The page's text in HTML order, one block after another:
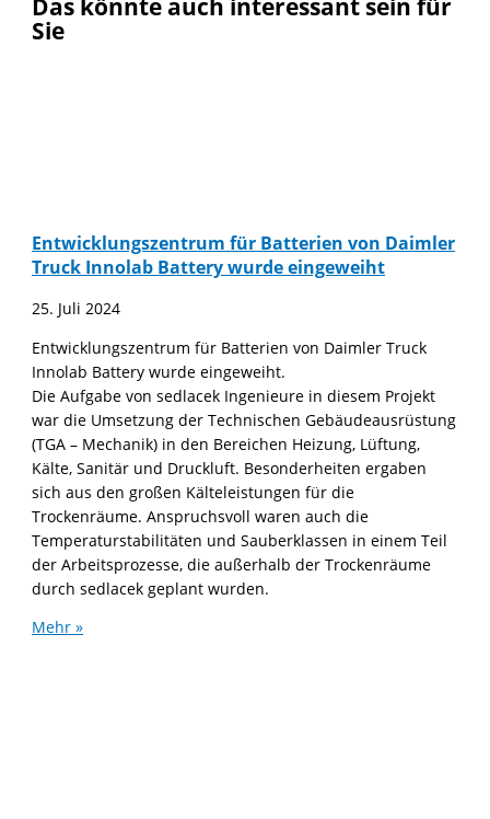
Das könnte auch interessant sein für
Sie
Entwicklungszentrum für Batterien von Daimler
Truck Innolab Battery wurde eingeweiht
25. Juli 2024
Entwicklungszentrum für Batterien von Daimler Truck
Innolab Battery wurde eingeweiht.
Die Aufgabe von sedlacek Ingenieure in diesem Projekt
war die Umsetzung der Technischen Gebäudeausrüstung
(TGA – Mechanik) in den Bereichen Heizung, Lüftung,
Kälte, Sanitär und Druckluft. Besonderheiten ergaben
sich aus den großen Kälteleistungen für die
Trockenräume. Anspruchsvoll waren auch die
Temperaturstabilitäten und Sauberklassen in einem Teil
der Arbeitsprozesse, die außerhalb der Trockenräume
durch sedlacek geplant wurden.
Mehr »